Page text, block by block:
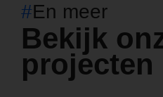
#En meer
Bekijk
projecten